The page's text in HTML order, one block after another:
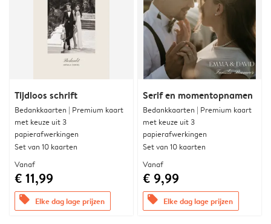
Tijdloos schrift
Bedankkaarten | Premium kaart
met keuze uit 3
papierafwerkingen
Set van 10 kaarten
Vanaf
€ 11,99
offers Elke dag lage prijzen
Serif en momentopnamen
Bedankkaarten | Premium kaart
met keuze uit 3
papierafwerkingen
Set van 10 kaarten
Vanaf
€ 9,99
offers Elke dag lage prijzen